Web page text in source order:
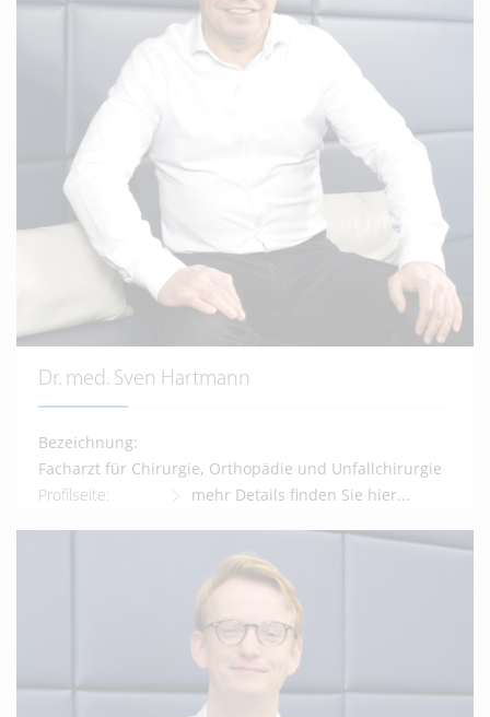
Dr. med. Sven Hartmann
Bezeichnung:
Facharzt für Chirurgie, Orthopädie und Unfallchirurgie
Profilseite:
mehr Details finden Sie hier...